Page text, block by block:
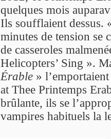
quelques mois
Ils soufflaient dessus.
minutes de tension se
de casseroles
Helicopters’ Sing ».
Érable »
at Thee Printemps
brûlante, ils se
vampires habituels la